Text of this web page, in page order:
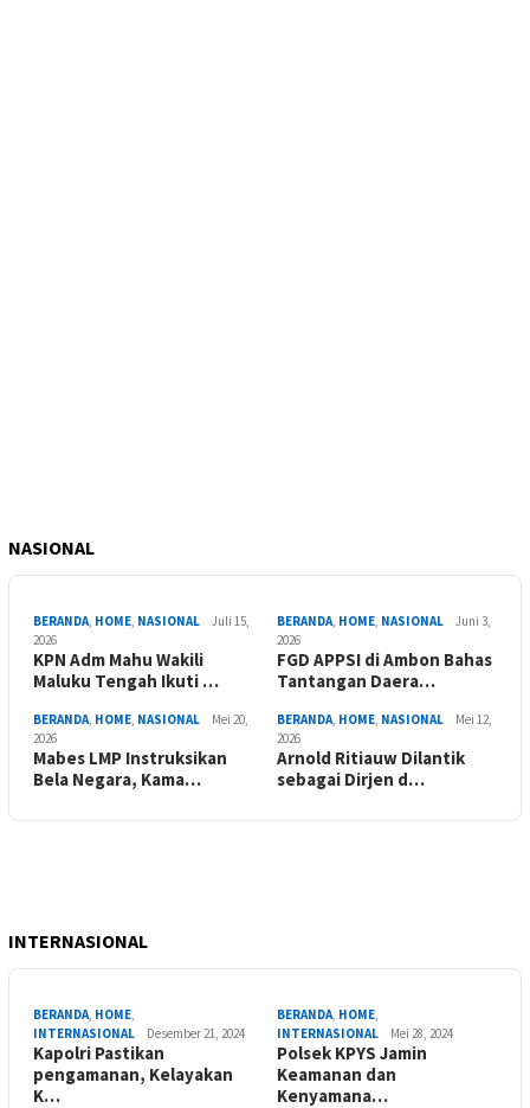
NASIONAL
BERANDA HOME NASIONAL
Juli 15,
2026
KPN Adm Mahu Wakili
Maluku Tengah Ikuti …
BERANDA HOME NASIONAL
Juni 3,
2026
FGD APPSI di Ambon Bahas
Tantangan Daera…
BERANDA HOME NASIONAL
Mei 20,
2026
Mabes LMP Instruksikan
Bela Negara, Kama…
BERANDA HOME NASIONAL
Mei 12,
2026
Arnold Ritiauw Dilantik
sebagai Dirjen d…
INTERNASIONAL
BERANDA HOME
INTERNASIONAL
Desember 21, 2024
Kapolri Pastikan
pengamanan, Kelayakan
K…
BERANDA HOME
INTERNASIONAL
Mei 28, 2024
Polsek KPYS Jamin
Keamanan dan
Kenyamana…